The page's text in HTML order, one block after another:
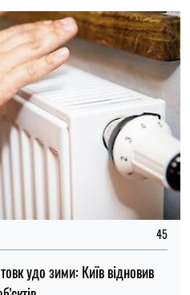
щомісяця: кому в
додаткова виплата та
чому роботодавці
кадри, а працівники